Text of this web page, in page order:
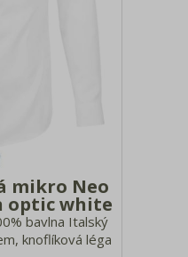
mikro Neo
optic white
bavlna Italský
knoflíková léga